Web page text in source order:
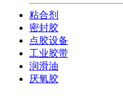
粘合剂
密封胶
点胶设备
工业胶带
润滑油
厌氧胶